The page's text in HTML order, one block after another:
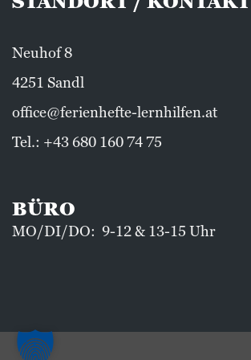
Neuhof 8
4251 Sandl
office@ferienhefte-lernhilfen.at
Tel.: +43 680 160 74 75
BÜRO
MO/DI/DO: 9-12 & 13-15 Uhr